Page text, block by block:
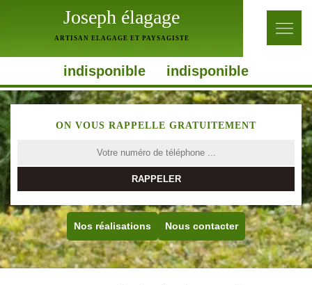
Joseph élagage
ARTISAN ELAGAGE ET PAYSAGISTE
indisponible indisponible
ON VOUS RAPPELLE GRATUITEMENT
Nos réalisations Nous contacter